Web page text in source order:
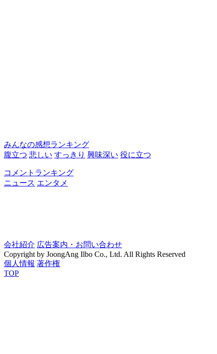
みんなの感想ランキング
腹立つ 悲しい すっきり 興味深い 役に立つ
コメントランキング
ニュース エンタメ
会社紹介 広告案内・お問い合わせ
Copyright by JoongAng Ilbo Co., Ltd. All Rights Reserved
個人情報 著作権
TOP